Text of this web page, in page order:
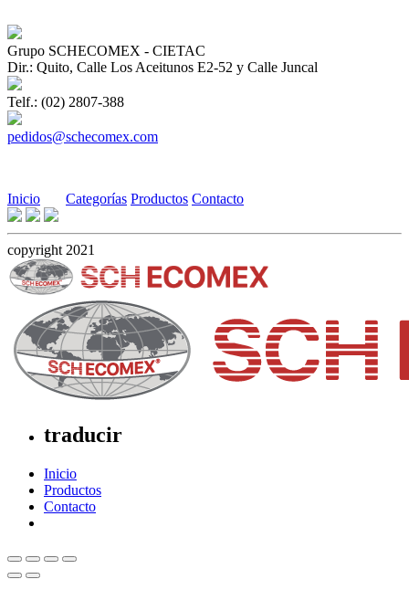
Grupo SCHECOMEX - CIETAC
Dir.: Quito, Calle Los Aceitunos E2-52 y Calle Juncal
Telf.: (02) 2807-388
pedidos@schecomex.com
Inicio Categorías Productos Contacto
copyright 2021
traducir
Inicio
Productos
Contacto